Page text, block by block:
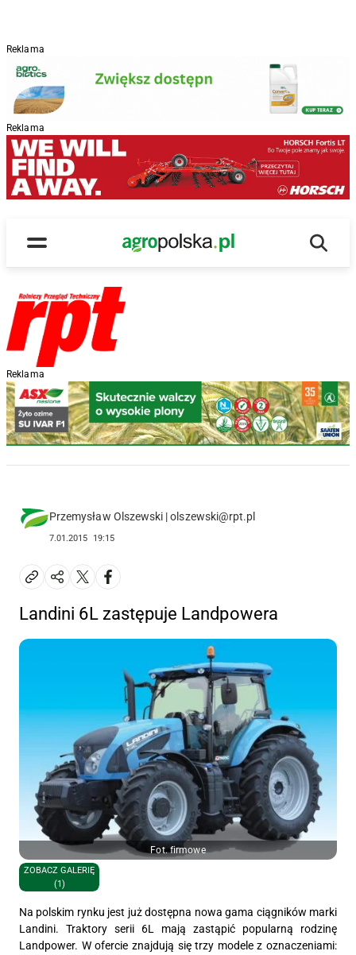
Reklama
Reklama
Menu
Main Logo
Reklama
Przemysław Olszewski | olszewski@rpt.pl
7.01.2015 19:15
Landini 6L zastępuje Landpowera
Fot. firmowe
ZOBACZ GALERIĘ
(1)
Na polskim rynku jest już dostępna nowa gama ciągników marki
Landini. Traktory serii 6L mają zastąpić popularną rodzinę
Landpower. W ofercie znajdują się trzy modele z oznaczeniami: